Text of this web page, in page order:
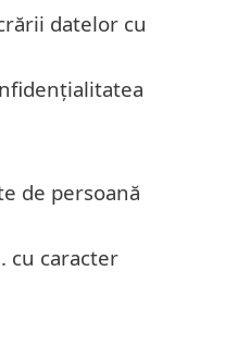
datelor cu
de persoană
cu caracter